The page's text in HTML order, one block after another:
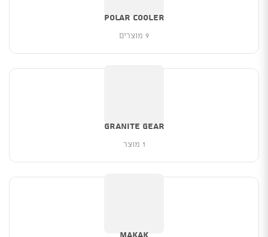
POLAR COOLER
9 מוצרים
Granite Gear
1 מוצר
Makak